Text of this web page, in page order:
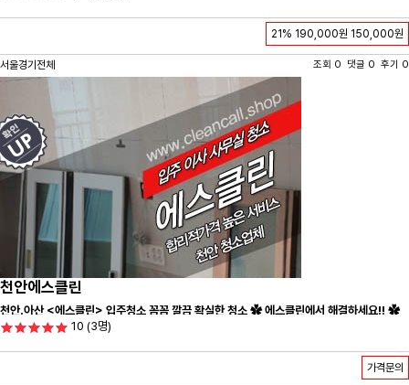
21% 190,000원 150,000원
서울경기전체 조회 0 댓글 0 후기 0
천안에스클린
천안.아산 <에스클린> 입주청소 꼼꼼 깔끔 확실한 청소 ✿ 에스클린에서 해결하세요!! ✿
10 (3명)
가격문의